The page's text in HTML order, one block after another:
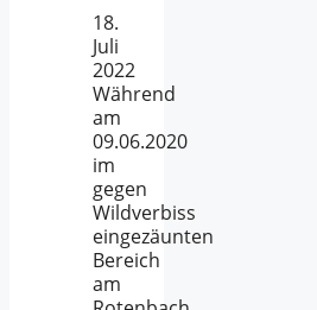
18.
Juli
2022
Während
am
09.06.2020
im
gegen
Wildverbiss
eingezäunten
Bereich
am